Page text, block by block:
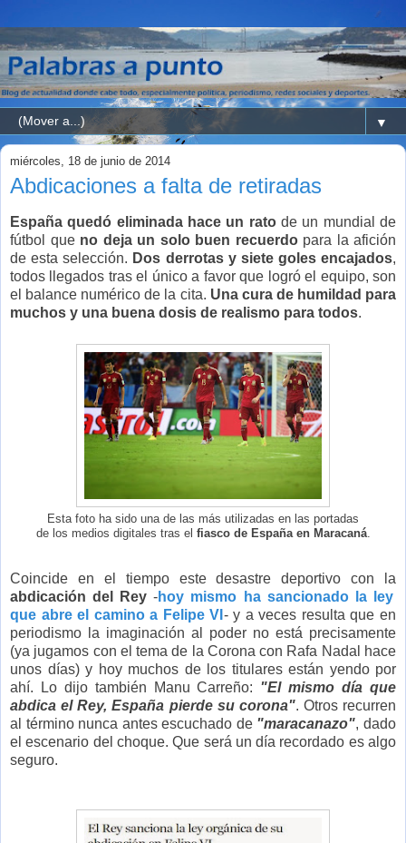
▼
miércoles, 18 de junio de 2014
Abdicaciones a falta de retiradas
España quedó eliminada hace un ratode un mundial de
fútbol que no deja un solo buen recuerdopara la afición
de esta selección. Dos derrotas y siete goles encajados,
todos llegados tras el único a favor que logró el equipo, son
el balance numérico de la cita. Una cura de humildad para
muchos y una buena dosis de realismo para todos.
Esta foto ha sido una de las más utilizadas en las portadas
de los medios digitales tras el fiasco de España en Maracaná.
Coincide en el tiempo este desastre deportivo con la
abdicación del Rey -hoy mismo ha sancionado la ley
que abre el camino a Felipe VI - y a veces resulta que en
periodismo la imaginación al poder no está precisamente
(ya jugamos con el tema de la Corona con Rafa Nadal hace
unos días) y hoy muchos de los titulares están yendo por
ahí. Lo dijo también Manu Carreño: "El mismo día que
abdica el Rey, España pierde su corona". Otros recurren
al término nunca antes escuchado de "maracanazo", dado
el escenario del choque. Que será un día recordado es algo
seguro.